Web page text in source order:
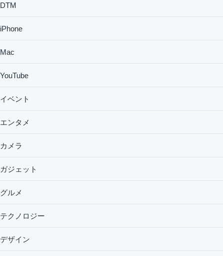
DTM
iPhone
Mac
YouTube
イベント
エンタメ
カメラ
ガジェット
グルメ
テクノロジー
デザイン